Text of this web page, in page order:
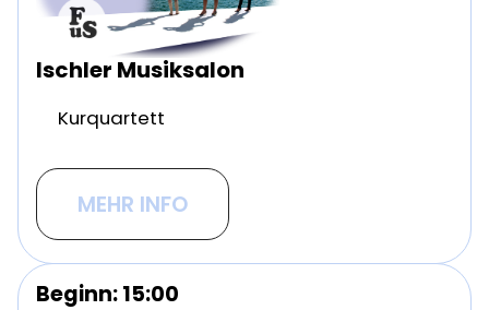
Ischler Musiksalon
Kurquartett
MEHR INFO
Beginn: 15:00